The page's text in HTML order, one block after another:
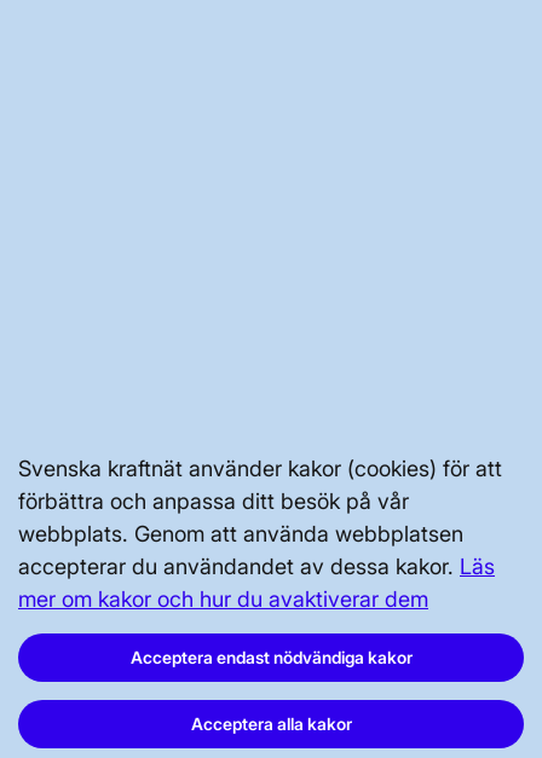
Svenska kraftnät använder kakor (cookies) för att
förbättra och anpassa ditt besök på vår
webbplats. Genom att använda webbplatsen
accepterar du användandet av dessa kakor. Läs
mer om kakor och hur du avaktiverar dem
Acceptera endast nödvändiga kakor
Acceptera alla kakor
GENVÄGAR
Kontakta oss
Press och nyheter
Vår dataskyddspolicy
Tillgänglighetsredogörelse